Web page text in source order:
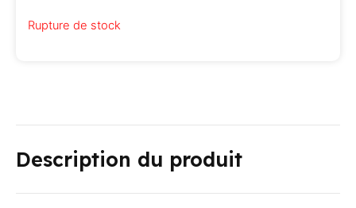
Rupture de stock
Description du produit